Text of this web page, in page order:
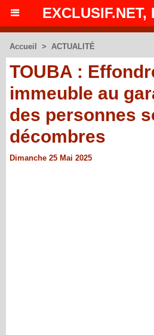
EXCLUSIF.NET,
Accueil > ACTUALITÉ
TOUBA :
immeuble au
des personnes
décombres
Dimanche 25 Mai 2025